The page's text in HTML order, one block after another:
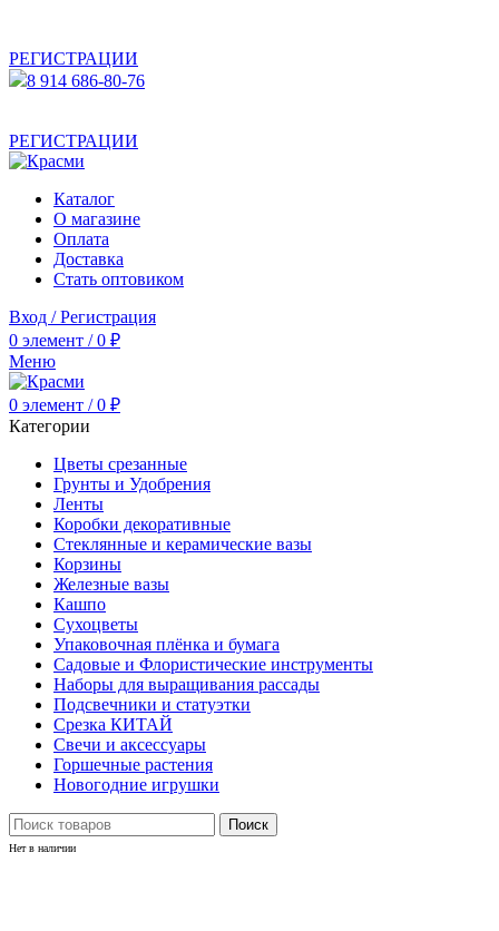
РЕГИСТРАЦИИ
8 914 686-80-76
РЕГИСТРАЦИИ
Каталог
О магазине
Оплата
Доставка
Стать оптовиком
Вход / Регистрация
0 элемент / 0 ₽
Меню
0 элемент / 0 ₽
Категории
Цветы срезанные
Грунты и Удобрения
Ленты
Коробки декоративные
Стеклянные и керамические вазы
Корзины
Железные вазы
Кашпо
Сухоцветы
Упаковочная плёнка и бумага
Садовые и Флористические инструменты
Наборы для выращивания рассады
Подсвечники и статуэтки
Срезка КИТАЙ
Свечи и аксессуары
Горшечные растения
Новогодние игрушки
Поиск
Нет в наличии